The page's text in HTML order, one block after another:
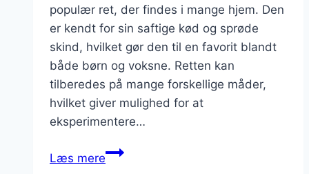
populær ret, der findes i mange hjem. Den
er kendt for sin saftige kød og sprøde
skind, hvilket gør den til en favorit blandt
både børn og voksne. Retten kan
tilberedes på mange forskellige måder,
hvilket giver mulighed for at
eksperimentere…
Læs mereKyllingelår